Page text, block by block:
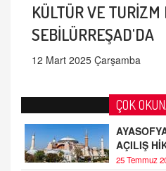
KÜLTÜR VE
SEBİLÜRREŞAD'DA
12 Mart 2025 Çarşamba
ÇOK
AÇILIŞ
25 Temmuz